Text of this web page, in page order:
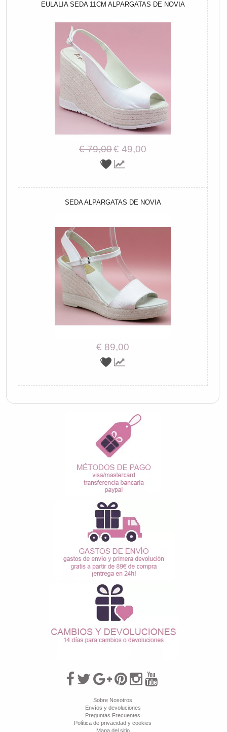
EULALIA SEDA 11CM ALPARGATAS DE NOVIA
€ 79,00€ 49,00
SEDA ALPARGATAS DE NOVIA
€ 89,00
Sobre Nosotros
Envíos y devoluciones
Preguntas Frecuentes
Política de privacidad y cookies
Mapa del sitio